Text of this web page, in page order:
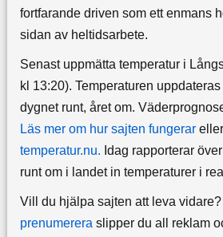
fortfarande driven som ett enmans
sidan av heltidsarbete.
Senast uppmätta temperatur i
kl 13:20). Temperaturen
dygnet runt, året om.
Läs mer om hur sajten fungerareller
temperatur.nu. Idag rapporterar
runt om i landet in temperaturer i
Vill du hjälpa sajten att leva
prenumereraslipper du all reklam